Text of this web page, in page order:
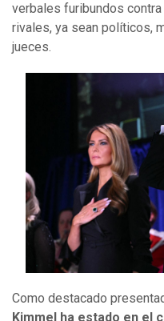
verbales furibundos
rivales, ya sean políticos,
jueces.
Como destacado
Kimmel ha estado en el